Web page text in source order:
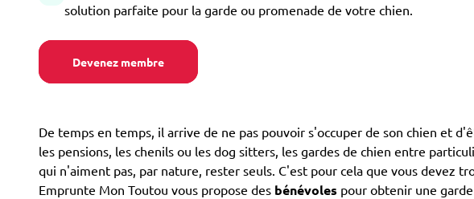
solution parfaite pour la garde ou promenade de votre chien.
Devenez membre
De temps en temps, il arrive de ne pas pouvoir s'occuper de son chien et
les pensions, les chenils ou les dog sitters, les gardes de chien entre
qui n'aiment pas, par nature, rester seuls. C'est pour cela que vous devez
Emprunte Mon Toutou vous propose des bénévoles pour obtenir une